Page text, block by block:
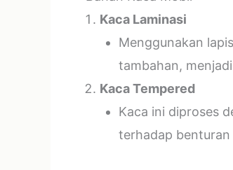
Kaca Laminasi
Menggunakan
tambahan,
Kaca Tempered
Kaca ini diproses
terhadap